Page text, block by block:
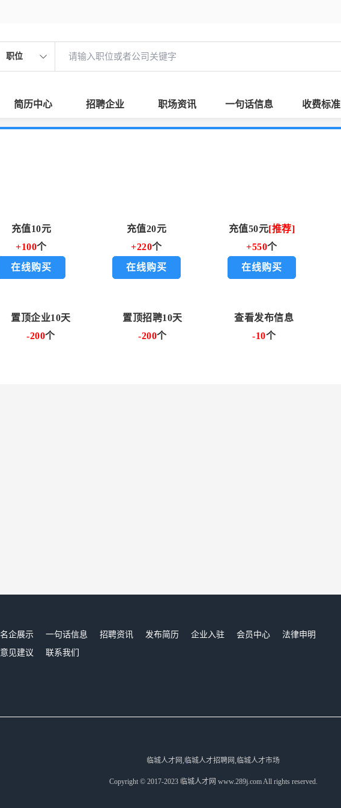
职位
简历中心 招聘企业 职场资讯 一句话信息 收费标准
充值10元
+100个
在线购买
充值20元
+220个
在线购买
充值50元[推荐]
+550个
在线购买
置顶企业10天 置顶招聘10天
查看发布信息
-200个 -200个 -10个
名企展示 一句话信息 招聘资讯 发布简历 企业入驻 会员中心
法律申明
意见建议 联系我们
临城人才网,临城人才招聘网,临城人才市场
Copyright © 2017-2023 临城人才网 www.289j.com All rights reserved.